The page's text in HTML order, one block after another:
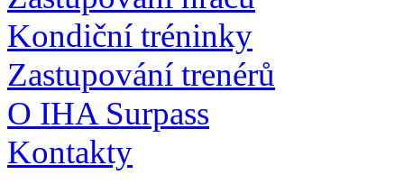
Kondiční tréninky
Zastupování trenérů
O IHA Surpass
Kontakty